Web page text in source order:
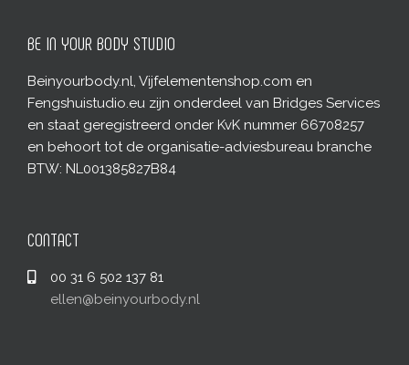
BE IN YOUR BODY STUDIO
Beinyourbody.nl, Vijfelementenshop.com en
Fengshuistudio.eu zijn onderdeel van Bridges Services
en staat geregistreerd onder KvK nummer 66708257
en behoort tot de organisatie-adviesbureau branche
BTW: NL001385827B84
CONTACT
00 31 6 502 137 81
ellen@beinyourbody.nl